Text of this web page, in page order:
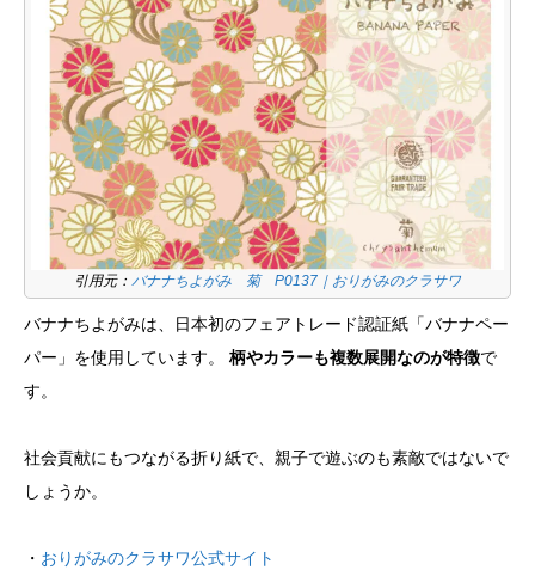
引用元： バナナちよがみ 菊 P0137｜おりがみのクラサワ
バナナちよがみは、日本初のフェアトレード認証紙「バナナペー
パー」を使用しています。 柄やカラーも複数展開なのが特徴で
す。
社会貢献にもつながる折り紙で、親子で遊ぶのも素敵ではないで
しょうか。
・ おりがみのクラサワ公式サイト